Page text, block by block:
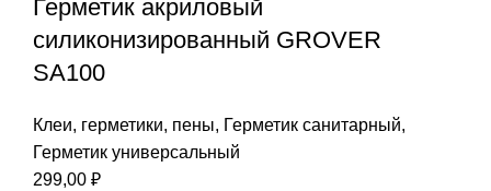
Герметик акриловый
силиконизированный GROVER
SA100
Клеи, герметики, пены, Герметик санитарный,
Герметик универсальный
299,00 ₽